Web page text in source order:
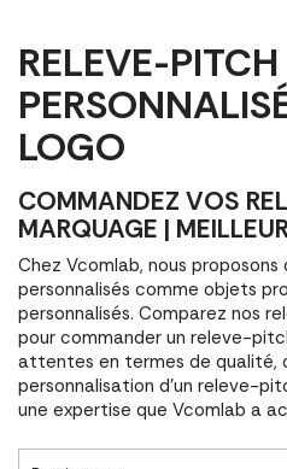
RELEVE-PITCH
LOGO
COMMANDEZ VOS
MARQUAGE |
Chez Vcomlab, nous
personnalisés comme objets
personnalisés. Comparez nos
pour commander un releve-
attentes en termes de qualité,
personnalisation d'un releve-
une expertise que Vcomlab a